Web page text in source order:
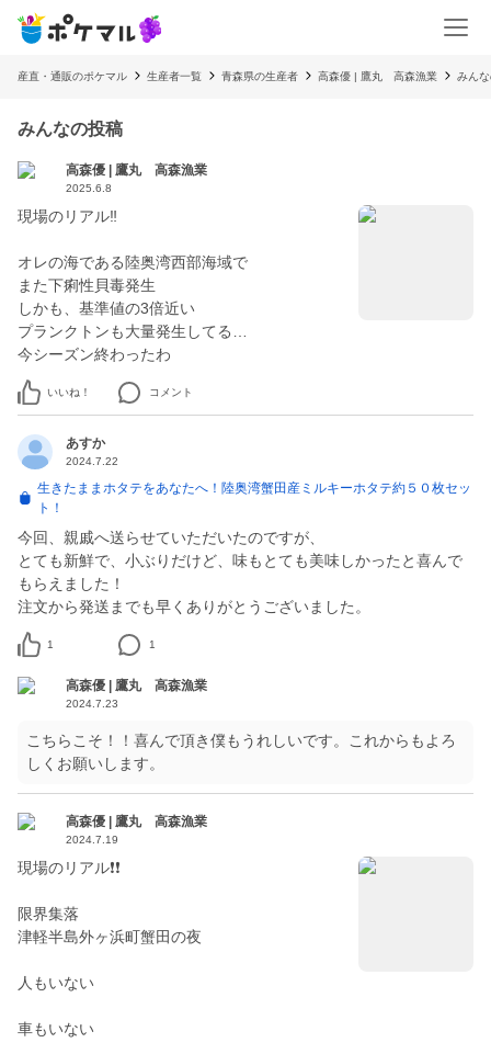
産直・通販のポケマル 生産者一覧 青森県の生産者 高森優 | 鷹丸 高森漁業 みん
みんなの投稿
高森優 | 鷹丸 高森漁業
2025.6.8
現場のリアル‼️
オレの海である陸奥湾西部海域で
また下痢性貝毒発生
しかも、基準値の3倍近い
プランクトンも大量発生してる…
今シーズン終わったわ
いいね！ コメント
あすか
2024.7.22
生きたままホタテをあなたへ！陸奥湾蟹田産ミルキーホタテ約５０枚セッ
ト！
今回、親戚へ送らせていただいたのですが、
とても新鮮で、小ぶりだけど、味もとても美味しかったと喜んで
もらえました！
注文から発送までも早くありがとうございました。
1 1
高森優 | 鷹丸 高森漁業
2024.7.23
こちらこそ！！喜んで頂き僕もうれしいです。これからもよろ
しくお願いします。
高森優 | 鷹丸 高森漁業
2024.7.19
現場のリアル❗❗
限界集落
津軽半島外ヶ浜町蟹田の夜
人もいない
車もいない